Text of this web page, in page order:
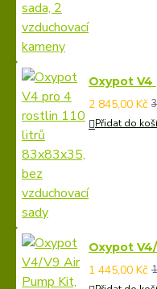
Oxypot V4
2 845,00 Kč
Přidat do
Oxypot
1 445,00 Kč